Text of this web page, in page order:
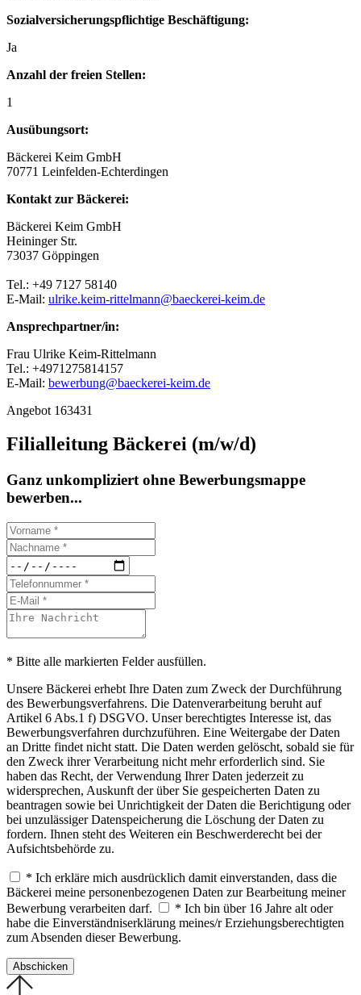
Sozialversicherungspflichtige Beschäftigung:
Ja
Anzahl der freien Stellen:
1
Ausübungsort:
Bäckerei Keim GmbH
70771 Leinfelden-Echterdingen
Kontakt zur Bäckerei:
Bäckerei Keim GmbH
Heininger Str.
73037 Göppingen
Tel.: +49 7127 58140
E-Mail: ulrike.keim-rittelmann@baeckerei-keim.de
Ansprechpartner/in:
Frau Ulrike Keim-Rittelmann
Tel.: +4971275814157
E-Mail: bewerbung@baeckerei-keim.de
Angebot 163431
Filialleitung Bäckerei (m/w/d)
Ganz unkompliziert ohne Bewerbungsmappe
bewerben...
* Bitte alle markierten Felder ausfüllen.
Unsere Bäckerei erhebt Ihre Daten zum Zweck der Durchführung
des Bewerbungsverfahrens. Die Datenverarbeitung beruht auf
Artikel 6 Abs.1 f) DSGVO. Unser berechtigtes Interesse ist, das
Bewerbungsverfahren durchzuführen. Eine Weitergabe der Daten
an Dritte findet nicht statt. Die Daten werden gelöscht, sobald sie für
den Zweck ihrer Verarbeitung nicht mehr erforderlich sind. Sie
haben das Recht, der Verwendung Ihrer Daten jederzeit zu
widersprechen, Auskunft der über Sie gespeicherten Daten zu
beantragen sowie bei Unrichtigkeit der Daten die Berichtigung oder
bei unzulässiger Datenspeicherung die Löschung der Daten zu
fordern. Ihnen steht des Weiteren ein Beschwerderecht bei der
Aufsichtsbehörde zu.
* Ich erkläre mich ausdrücklich damit einverstanden, dass die
Bäckerei meine personenbezogenen Daten zur Bearbeitung meiner
Bewerbung verarbeiten darf.
* Ich bin über 16 Jahre alt oder
habe die Einverständniserklärung meines/r Erziehungsberechtigten
zum Absenden dieser Bewerbung.